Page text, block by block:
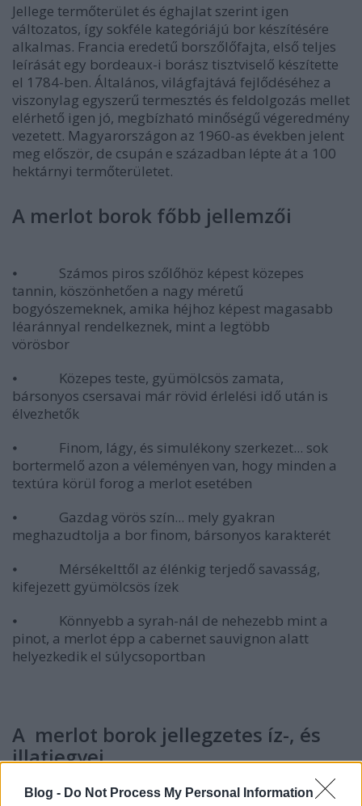
Blog - Do Not Process My Personal Information
Jellege termőterület és éghajlat szerint igen
változatos, így sokféle kategóriájú bor készítésére
alkalmas. Francia eredetű borszőlőfajta, első teljes
leírását egy bordeaux-i borász tisztviselő készítette
el 1784-ben. Általános, világfajtává fejlődéséhez a
viszonylag egyszerű termesztés és feldolgozás mellet
elérhető igen jó, megbízható minőségű végeredmény
vezetett. Magyarországon az 1960-as években jelent
meg először, de csupán e században lépte át a 100
hektárnyi termőterületet.
A merlot borok főbb jellemzői
⦁ Számos piros szőlőhöz képest közepes
tannin, köszönhetően a nagy méretű
bogyószemeknek, amika héjhoz képest magasabb
léaránnyal rendelkeznek, mint a legtöbb
vörösbor
⦁ Közepes teste, gyümölcsös zamata,
bársonyos csersavai már rövid érlelési idő után is
élvezhetők
⦁ Finom, lágy, és simulékony szerkezet... sok
bortermelő azon a véleményen van, hogy minden a
textúra körül forog a merlot esetében
⦁ Gazdag vörös szín... mely gyakran
meghazudtolja a bor finom, bársonyos karakterét
⦁ Mérsékelttől az élénkig terjedő savasság,
kifejezett gyümölcsös ízek
⦁ Könnyebb a syrah-nál de nehezebb mint a
pinot, a merlot épp a cabernet sauvignon alatt
helyezkedik el súlycsoportban
A merlot borok jellegzetes íz-, és
illatjegyei